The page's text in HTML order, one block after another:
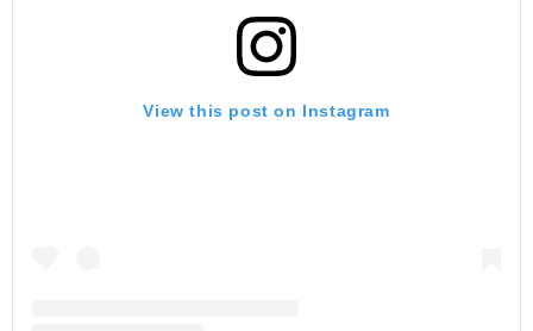
View this post on Instagram